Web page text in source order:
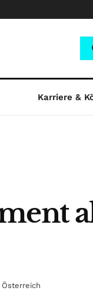
Karriere &
Österreich